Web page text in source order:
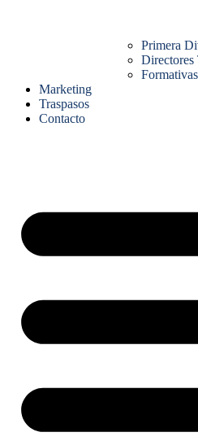
Primera
Directores
Formativas
Marketing
Traspasos
Contacto